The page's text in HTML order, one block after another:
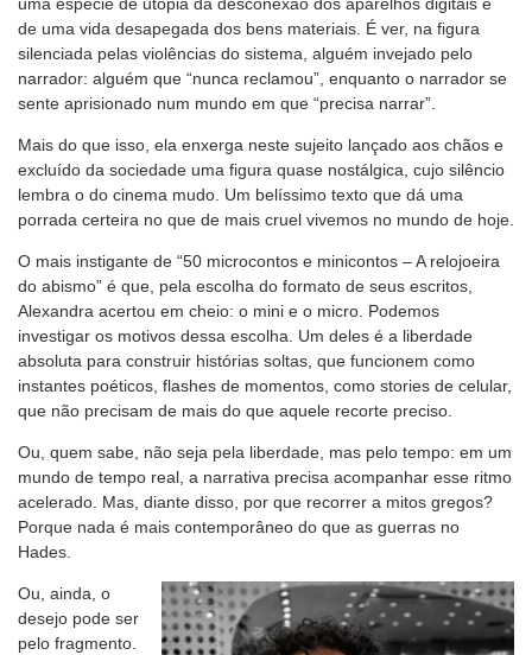
de uma vida desapegada dos bens materiais. É ver, na figura
silenciada pelas violências do sistema, alguém invejado pelo
narrador: alguém que “nunca reclamou”, enquanto o narrador se
sente aprisionado num mundo em que “precisa narrar”.
Mais do que isso, ela enxerga neste sujeito lançado aos chãos e
excluído da sociedade uma figura quase nostálgica, cujo silêncio
lembra o do cinema mudo. Um belíssimo texto que dá uma
porrada certeira no que de mais cruel vivemos no mundo de hoje.
O mais instigante de “50 microcontos e minicontos – A relojoeira
do abismo” é que, pela escolha do formato de seus escritos,
Alexandra acertou em cheio: o mini e o micro. Podemos
investigar os motivos dessa escolha. Um deles é a liberdade
absoluta para construir histórias soltas, que funcionem como
instantes poéticos, flashes de momentos, como stories de celular,
que não precisam de mais do que aquele recorte preciso.
Ou, quem sabe, não seja pela liberdade, mas pelo tempo: em um
mundo de tempo real, a narrativa precisa acompanhar esse ritmo
acelerado. Mas, diante disso, por que recorrer a mitos gregos?
Porque nada é mais contemporâneo do que as guerras no
Hades.
Ou, ainda, o
desejo pode ser
pelo fragmento.